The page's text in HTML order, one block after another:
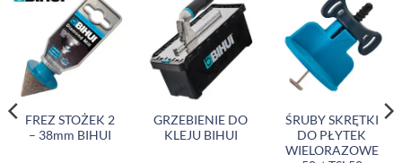
FREZ STOŻEK 2
– 38mm BIHUI
GRZEBIENIE DO
KLEJU BIHUI
ŚRUBY SKRĘTKI
DO PŁYTEK
WIELORAZOWE